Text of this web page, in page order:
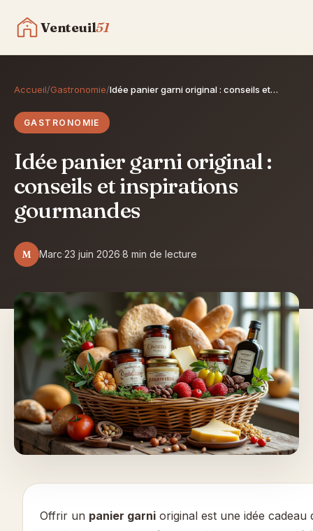
Venteuil51
Gastronomie
Voyage
Maison & Déco
Contact
Découvrir le blog
Accueil/Gastronomie/Idée panier garni original : conseils et…
GASTRONOMIE
Idée panier garni original :
conseils et inspirations
gourmandes
M Marc·23 juin 2026·8 min de lecture
Offrir un panier garni original est une idée cadeau